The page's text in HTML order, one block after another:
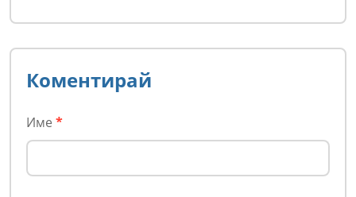
Коментирай
Име *